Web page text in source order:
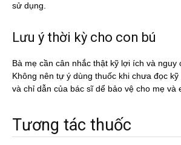
sử dụng.
Lưu ý thời kỳ cho con bú
Bà mẹ cần cân nhắc thật kỹ lợi ích và nguy
Không nên tự ý dùng thuốc khi chưa đọc
và chỉ dẫn của bác sĩ dể bảo vệ cho mẹ và
Tương tác thuốc